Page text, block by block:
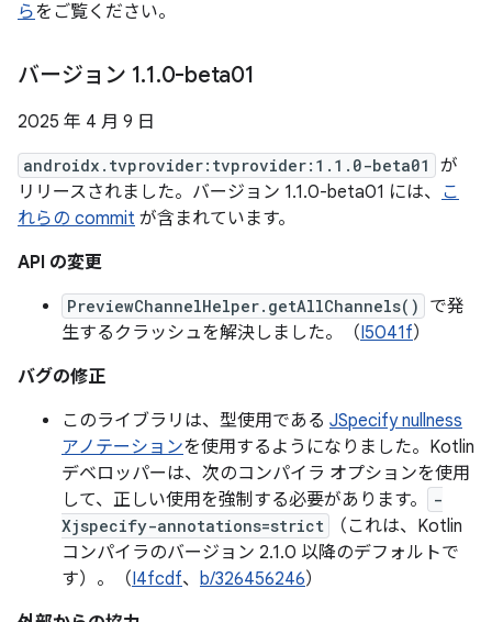
らをご覧ください。
バージョン 1.1.0-beta01
2025 年 4 月 9 日
androidx.tvprovider:tvprovider:1.1.0-beta01
が
リリースされました。バージョン 1.1.0-beta01 には、 こ
れらの commit が含まれています。
API の変更
PreviewChannelHelper.getAllChannels()
で発
生するクラッシュを解決しました。（I5041f）
バグの修正
このライブラリは、型使用である JSpecify nullness
アノテーションを使用するようになりました。Kotlin
デベロッパーは、次のコンパイラ オプションを使用
して、正しい使用を強制する必要があります。
-
Xjspecify-annotations=strict
（これは、Kotlin
コンパイラのバージョン 2.1.0 以降のデフォルトで
す）。（I4fcdf、 b/326456246）